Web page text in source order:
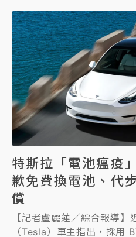
特斯拉「電池瘟疫
歉免費換電池、代
償
【記者盧麗蓮／綜合報導
（Tesla）車主指出，採用